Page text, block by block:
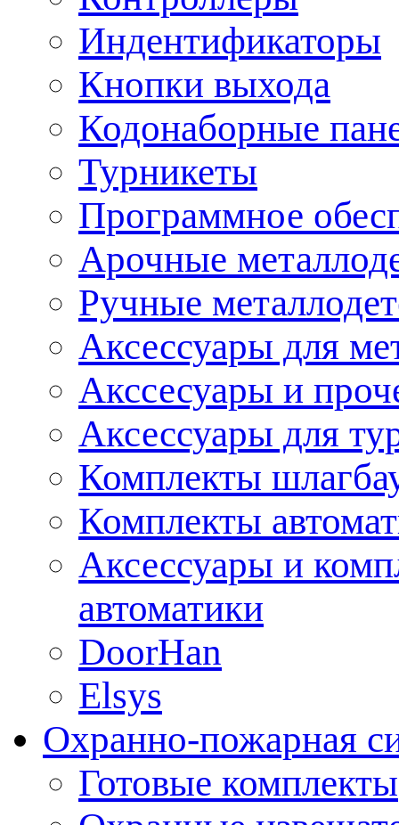
Индентификаторы
Кнопки выхода
Кодонаборные
Турникеты
Программное
Арочные
Ручные
Аксессуары для
Акссесуары и
Аксессуары для
Комплекты
Комплекты
Аксессуары и
автоматики
DoorHan
Elsys
Охранно-пожарная
Готовые комплекты